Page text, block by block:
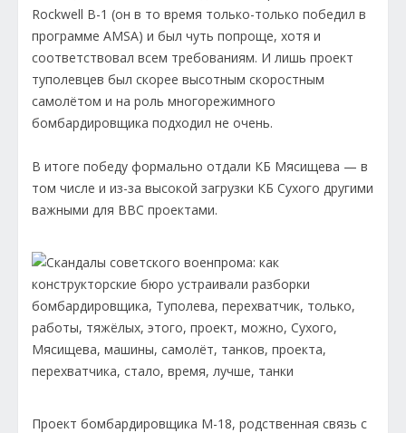
Rockwell В-1 (он в то время только-только победил в
программе AMSA) и был чуть попроще, хотя и
соответствовал всем требованиям. И лишь проект
туполевцев был скорее высотным скоростным
самолётом и на роль многорежимного
бомбардировщика подходил не очень.
В итоге победу формально отдали КБ Мясищева — в
том числе и из-за высокой загрузки КБ Сухого другими
важными для ВВС проектами.
Проект бомбардировщика М-18, родственная связь с